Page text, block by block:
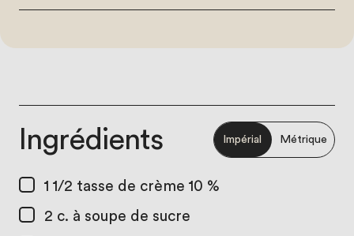
Ingrédients Impérial Métrique
1 1/2 tasse de crème 10 %
2 c. à soupe de sucre